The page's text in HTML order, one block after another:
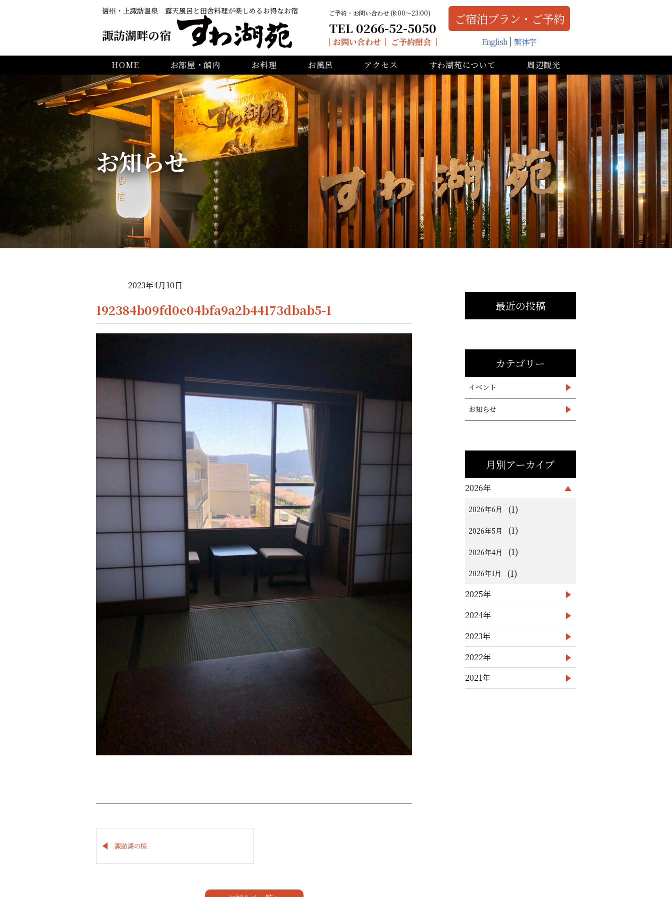
信州・上諏訪温泉 露天風呂と田舎料理が楽しめるお得なお宿
諏訪湖畔の宿
ご予約・お問い合わせ (8:00〜23:00)
TEL 0266-52-5050
お問い合わせ ご予約照会
ご宿泊プラン・ご予約
English 繁体字
HOME
お部屋・館内 お料理 お風呂 アクセス すわ湖苑について 周辺観光
お知らせ
2023年4月10日
192384b09fd0e04bfa9a2b44173dbab5-1
諏訪湖の桜
最近の投稿
カテゴリー
イベント
お知らせ
月別アーカイブ
2026年
2026年6月 (1)
2026年5月 (1)
2026年4月 (1)
2026年1月
(1)
2025年
2024年
2023年
2022年
2021年